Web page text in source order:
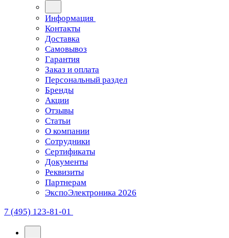
Информация
Контакты
Доставка
Самовывоз
Гарантия
Заказ и оплата
Персональный раздел
Бренды
Акции
Отзывы
Статьи
О компании
Сотрудники
Сертификаты
Документы
Реквизиты
Партнерам
ЭкспоЭлектроника 2026
7 (495) 123-81-01